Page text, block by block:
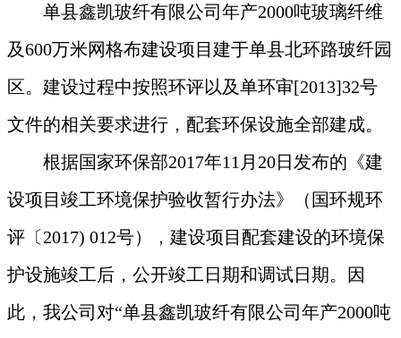
单县鑫凯玻纤有限公司年产2000吨玻璃纤维
及600万米网格布建设项目建于单县北环路玻纤园
区。建设过程中按照环评以及单环审[2013]32号
文件的相关要求进行，配套环保设施全部建成。
根据国家环保部2017年11月20日发布的《建
设项目竣工环境保护验收暂行办法》（国环规环
评〔2017) 012号），建设项目配套建设的环境保
护设施竣工后，公开竣工日期和调试日期。因
此，我公司对“单县鑫凯玻纤有限公司年产2000吨